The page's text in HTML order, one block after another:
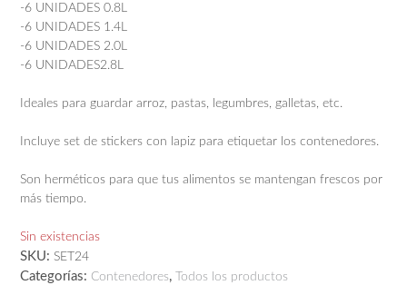
-6 UNIDADES 0.8L
-6 UNIDADES 1.4L
-6 UNIDADES 2.0L
-6 UNIDADES2.8L
Ideales para guardar arroz, pastas, legumbres, galletas, etc.
Incluye set de stickers con lapiz para etiquetar los contenedores.
Son herméticos para que tus alimentos se mantengan frescos por
más tiempo.
Sin existencias
SKU: SET24
Categorías: Contenedores, Todos los productos